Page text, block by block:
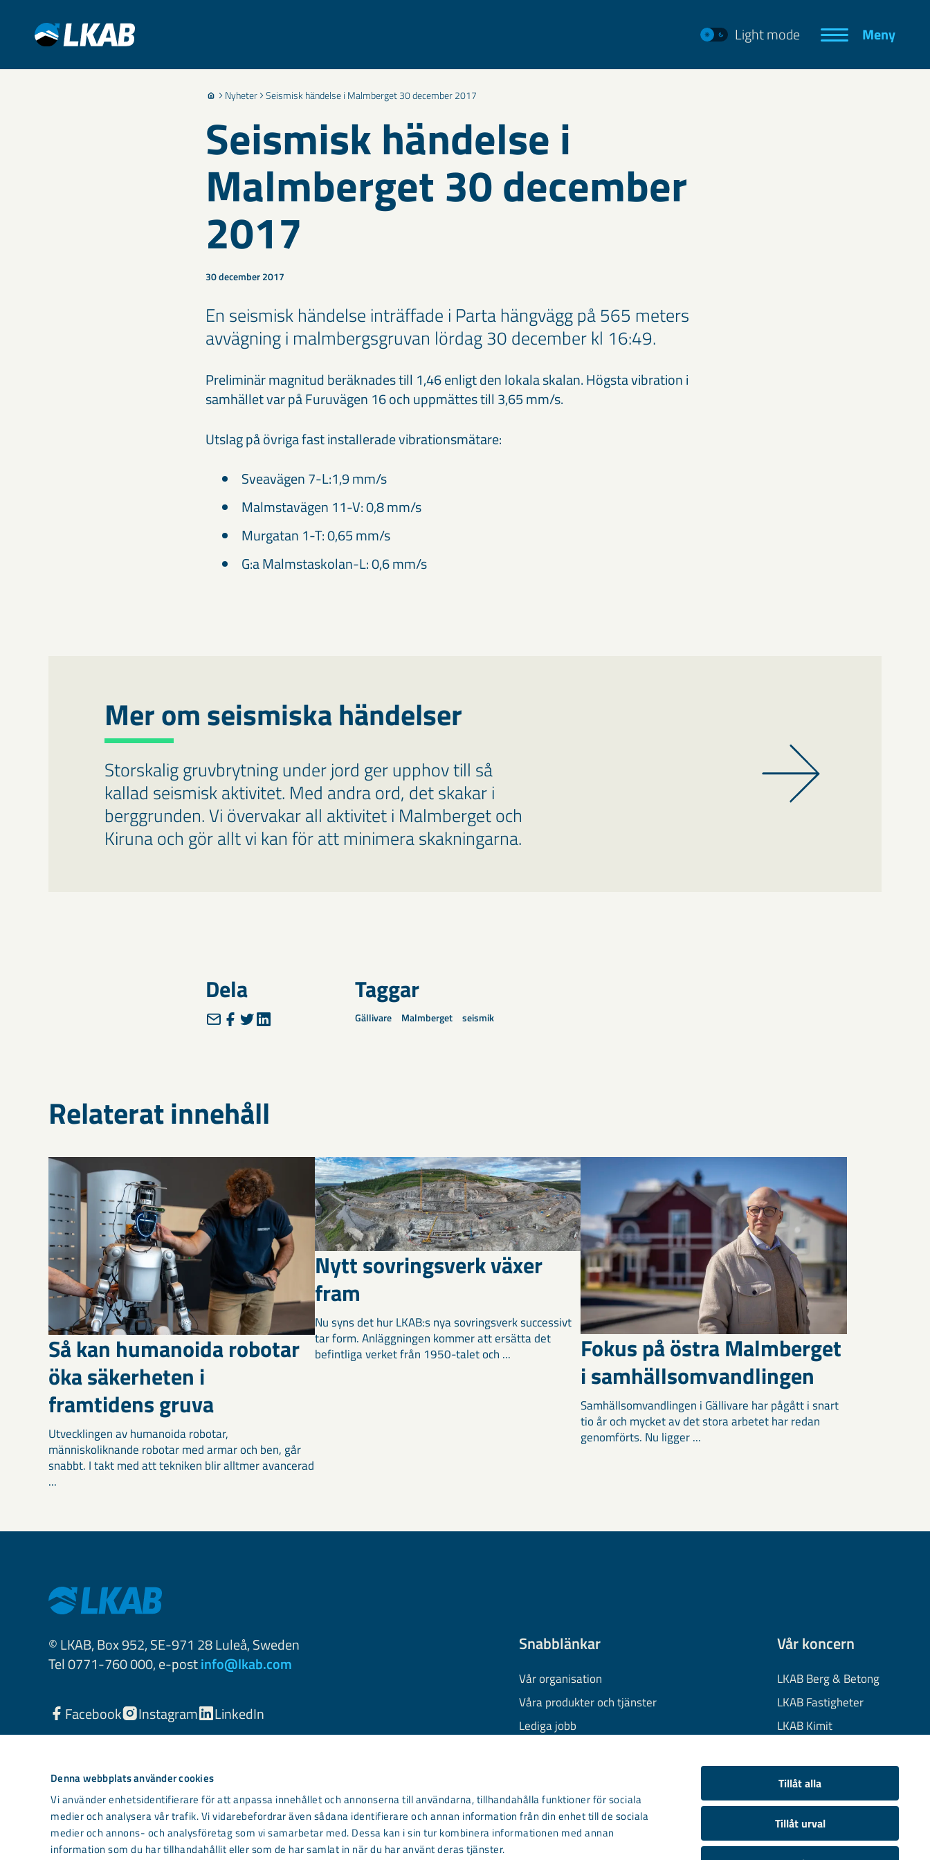
Denna webbplats använder cookies
Vi använder enhetsidentifierare för att anpassa innehållet och annonserna till användarna, tillhandahålla funktioner för sociala
medier och analysera vår trafik. Vi vidarebefordrar även sådana identifierare och annan information från din enhet till de sociala
medier och annons- och analysföretag som vi samarbetar med. Dessa kan i sin tur kombinera informationen med annan
information som du har tillhandahållit eller som de har samlat in när du har använt deras tjänster.
Tillåt alla
Tillåt urval
Light mode Meny
Nyheter Seismisk händelse i Malmberget 30 december 2017
Seismisk händelse i
Malmberget 30 december
2017
30 december 2017
En seismisk händelse inträffade i Parta hängvägg på 565 meters
avvägning i malmbergsgruvan lördag 30 december kl 16:49.
​Preliminär magnitud beräknades till 1,46 enligt den lokala skalan. Högsta vibration i
samhället var på Furuvägen 16 och uppmättes till 3,65 mm/s.
Utslag på övriga fast installerade vibrationsmätare:
Sveavägen 7-L:1,9 mm/s
Malmstavägen 11-V: 0,8 mm/s
Murgatan 1-T: 0,65 mm/s
G:a Malmstaskolan-L: 0,6 mm/s
Mer om seismiska händelser
Storskalig gruvbrytning under jord ger upphov till så
kallad seismisk aktivitet. Med andra ord, det skakar i
berggrunden. Vi övervakar all aktivitet i Malmberget och
Kiruna och gör allt vi kan för att minimera skakningarna.
Dela Taggar
Gällivare Malmberget seismik
Relaterat innehåll
Så kan humanoida robotar
öka säkerheten i
framtidens gruva
Utvecklingen av humanoida robotar,
människoliknande robotar med armar och ben, går
snabbt. I takt med att tekniken blir alltmer avancerad
...
Nytt sovringsverk växer
fram
Nu syns det hur LKAB:s nya sovringsverk successivt
tar form. Anläggningen kommer att ersätta det
befintliga verket från 1950-talet och ...
Fokus på östra Malmberget
i samhällsomvandlingen
Samhällsomvandlingen i Gällivare har pågått i snart
tio år och mycket av det stora arbetet har redan
genomförts. Nu ligger ...
© LKAB, Box 952, SE-971 28 Luleå, Sweden
Tel 0771-760 000, e-postinfo@lkab.com
Facebook Instagram LinkedIn
Snabblänkar
Vår organisation
Våra produkter och tjänster
Lediga jobb
Information om cookies
Kontakta oss
Vår koncern
LKAB Berg & Betong
LKAB Fastigheter
LKAB Kimit
LKAB Wassara
Samhällsutveckling